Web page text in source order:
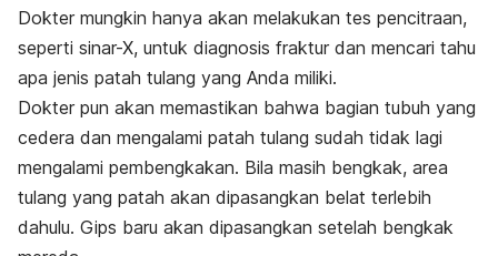
Dokter mungkin hanya akan melakukan tes pencitraan,
seperti sinar-X, untuk diagnosis fraktur dan mencari tahu
apa jenis patah tulang yang Anda miliki.
Dokter pun akan memastikan bahwa bagian tubuh yang
cedera dan mengalami patah tulang sudah tidak lagi
mengalami pembengkakan. Bila masih bengkak, area
tulang yang patah akan dipasangkan belat terlebih
dahulu. Gips baru akan dipasangkan setelah bengkak